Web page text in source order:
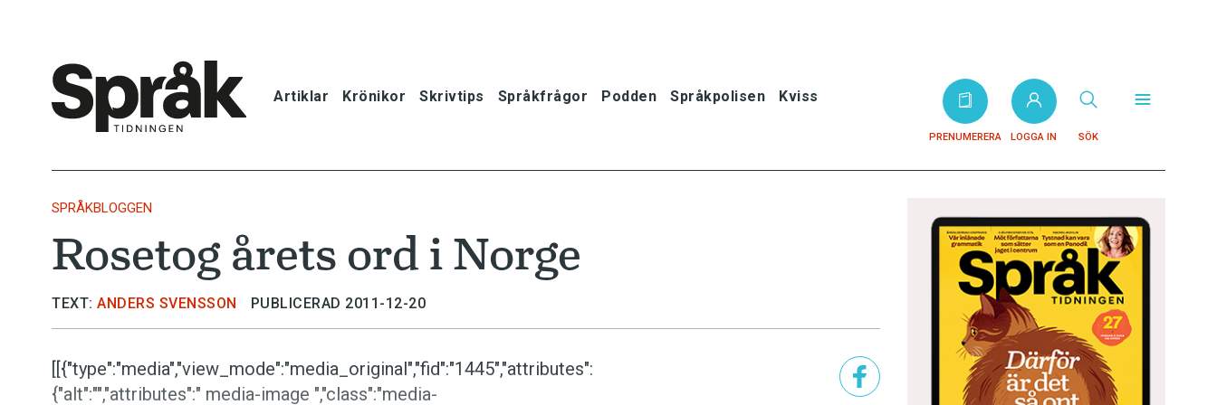
Artiklar Krönikor Skrivtips Språkfrågor Podden Språkpolisen Kviss
PRENUMERERA LOGGA IN SÖK
Krönikor
Språkfrågor
Bokrecensioner
SPRÅKBLOGGEN
Rosetog årets ord i Norge
TEXT: ANDERS SVENSSON PUBLICERAD 2011-12-20
[[{"type":"media","view_mode":"media_original","fid":"1445","attributes":
{"alt":"","attributes":" media-image ","class":"media-